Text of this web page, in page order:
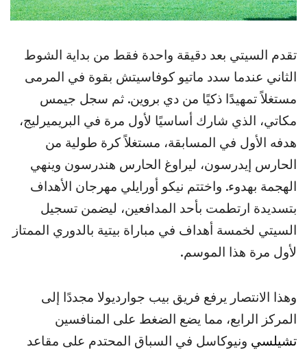
تقدم السيتي بعد دقيقة واحدة فقط من بداية الشوط
الثاني عندما سدد ماتيو كوفاسيتش بقوة في المرمى
مستغلاً تمهيدًا ذكيًا من دي بروين. ثم سجل جيمس
مكاتي، الذي شارك أساسيًا لأول مرة في البريميرليج،
هدفه الأول في المسابقة، مستغلاً كرة طولية من
الحارس إيدرسون، ليراوغ الحارس هندرسون وينهي
الهجمة بهدوء. واختتم نيكو أورايلي مهرجان الأهداف
بتسديدة ارتطمت بأحد المدافعين، ليضمن تسجيل
السيتي لخمسة أهداف في مباراة بيتية بالدوري الممتاز
لأول مرة هذا الموسم.
وهذا الانتصار يرفع فريق بيب جوارديولا مجددًا إلى
المركز الرابع، مما يضع الضغط على المنافسين
تشيلسي ونيوكاسل في السباق المحتدم على مقاعد